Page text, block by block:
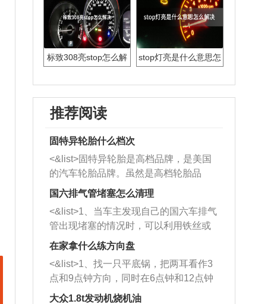
标致308亮stop怎么解
stop灯亮是什么意思怎
推荐阅读
固特异轮胎什么档次
<&list>固特异轮胎是高档品牌，是美国
的汽车轮胎品牌。虽然是高档轮胎品
牌，但是中高低端的轮胎都有生产，这
也是为了更好的开拓市场。
国六排气管堵塞怎么清理
<&list>1、当车主发现自己的国六车排气
管出现堵塞的情况时，可以利用铁丝或
者是细棍，直接将杂物给取出来，如果
堵塞情况比较严重，也可以采取应急措
施。 <&list>2、直接利用木棍将所有的
杂物推到排气管里面的位置处，然后将
三元催化器拆解开，就可以将堵塞的东
在家拿什么练方向盘
<&list>1、找一只平底锅，把两耳看作3
点和9点钟方向，同时在6点钟和12点钟
方向做一个标记。 <&list>2、双手握住
大众1.8t发动机烧机油